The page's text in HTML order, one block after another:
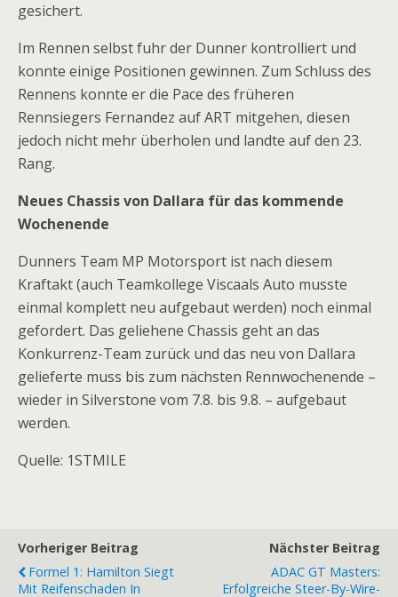
gesichert.
Im Rennen selbst fuhr der Dunner kontrolliert und
konnte einige Positionen gewinnen. Zum Schluss des
Rennens konnte er die Pace des früheren
Rennsiegers Fernandez auf ART mitgehen, diesen
jedoch nicht mehr überholen und landte auf den 23.
Rang.
Neues Chassis von Dallara für das kommende
Wochenende
Dunners Team MP Motorsport ist nach diesem
Kraftakt (auch Teamkollege Viscaals Auto musste
einmal komplett neu aufgebaut werden) noch einmal
gefordert. Das geliehene Chassis geht an das
Konkurrenz-Team zurück und das neu von Dallara
gelieferte muss bis zum nächsten Rennwochenende –
wieder in Silverstone vom 7.8. bis 9.8. – aufgebaut
werden.
Quelle: 1STMILE
Vorheriger Beitrag
Formel 1: Hamilton Siegt
Mit Reifenschaden In
Nächster Beitrag
ADAC GT Masters:
Erfolgreiche Steer-By-Wire-